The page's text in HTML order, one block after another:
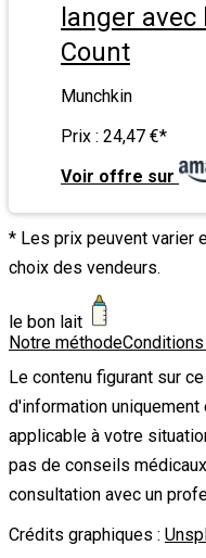
langer
Count
Munchkin
Prix : 24,47 €*
Voir offre sur
* Les prix peuvent varier
choix des vendeurs.
le bon lait
Notre méthode
Le contenu figurant sur
d'information
applicable à votre
pas de conseils
consultation avec un
Crédits graphiques :